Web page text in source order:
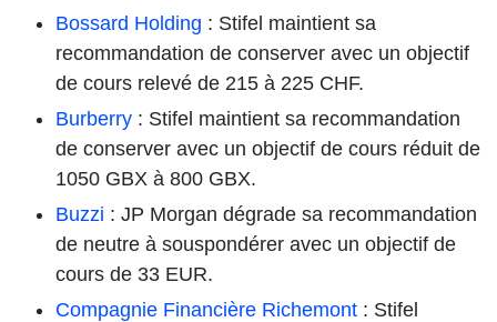
Bossard Holding : Stifel maintient sa
recommandation de conserver avec un objectif
de cours relevé de 215 à 225 CHF.
Burberry : Stifel maintient sa recommandation
de conserver avec un objectif de cours réduit de
1050 GBX à 800 GBX.
Buzzi : JP Morgan dégrade sa recommandation
de neutre à souspondérer avec un objectif de
cours de 33 EUR.
Compagnie Financière Richemont : Stifel